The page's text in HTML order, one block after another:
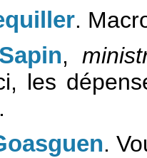
.
,
les
.